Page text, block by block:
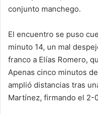
conjunto manchego.
El encuentro se puso
minuto 14, un mal
franco a Elías Romero,
Apenas cinco minutos
amplió distancias tras
Martínez, firmando el 2-